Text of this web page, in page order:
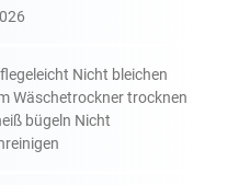
Nicht bleichen
Wäschetrockner trocknen
bügeln Nicht